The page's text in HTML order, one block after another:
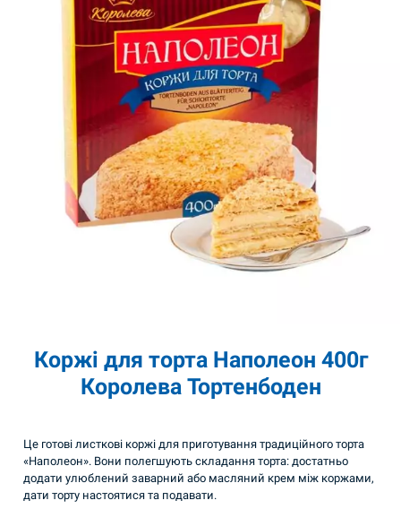
Коржі для торта Наполеон 400г
Королева Тортенбоден
Це готові листкові коржі для приготування традиційного торта
«Наполеон». Вони полегшують складання торта: достатньо
додати улюблений заварний або масляний крем між коржами,
дати торту настоятися та подавати.